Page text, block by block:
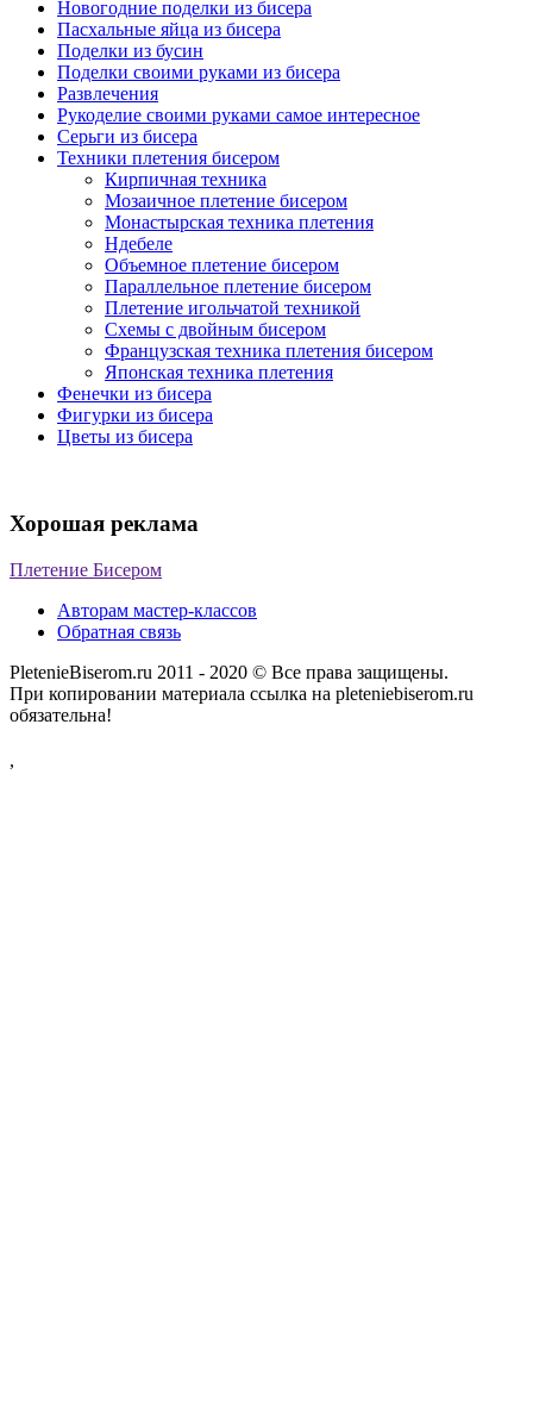
Новогодние поделки из бисера
Пасхальные яйца из бисера
Поделки из бусин
Поделки своими руками из бисера
Развлечения
Рукоделие своими руками самое интересное
Серьги из бисера
Техники плетения бисером
Кирпичная техника
Мозаичное плетение бисером
Монастырская техника плетения
Ндебеле
Объемное плетение бисером
Параллельное плетение бисером
Плетение игольчатой техникой
Схемы с двойным бисером
Французская техника плетения бисером
Японская техника плетения
Фенечки из бисера
Фигурки из бисера
Цветы из бисера
Хорошая реклама
Плетение Бисером
Авторам мастер-классов
Обратная связь
PletenieBiserom.ru 2011 - 2020 © Все права защищены.
При копировании материала ссылка на pleteniebiserom.ru
обязательна!
,